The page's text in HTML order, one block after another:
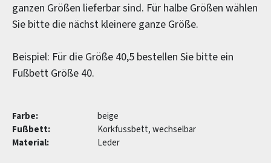
ganzen Größen lieferbar sind. Für halbe Größen wählen
Sie bitte die nächst kleinere ganze Größe.
Beispiel: Für die Größe 40,5 bestellen Sie bitte ein
Fußbett Größe 40.
Farbe:
beige
Fußbett:
Korkfussbett, wechselbar
Material:
Leder